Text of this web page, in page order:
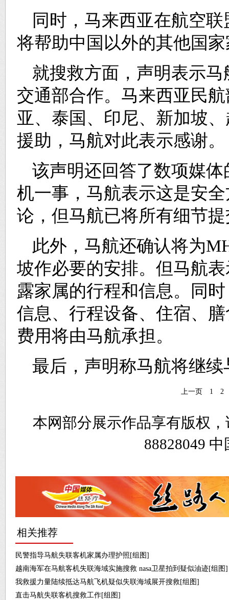
同时，马来西亚在航空联
将帮助中国以外的其他国
就搜救方面，声明表示
交通部合作。马来西亚民
亚、泰国、印尼、新加坡
援助，马航对此表示感谢。
该声明还回答了数项媒
机一事，马航表示这是安
论，但马航已将所有细节
此外，马航还确认将为
坡作必要的安排。但马航
露家属的行程和信息。同
信息、行程设备、住宿、
费用将由马航承担。
最后，声明称马航将继
上一页 1 2
本网部分展示作品享有版权
88828049
相关推荐
民警指导马航失联客机家属办理护照[组图]
越南海军在马航客机失联海域实施搜救 nasa卫星拍到疑似油迹[组图]
我救援力量陆续抵达马航飞机疑似失联海域展开搜救[组图]
直击马航失联客机搜救工作[组图]